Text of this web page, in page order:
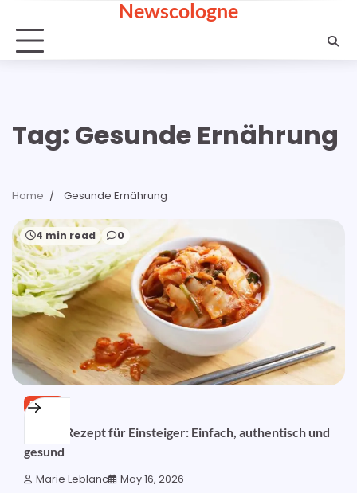
content
Newscologne
Tag: Gesunde Ernährung
Home Gesunde Ernährung
4 min read 0
BLOG
Kimchi Rezept für Einsteiger: Einfach, authentisch und
gesund
Marie Leblanc May 16, 2026